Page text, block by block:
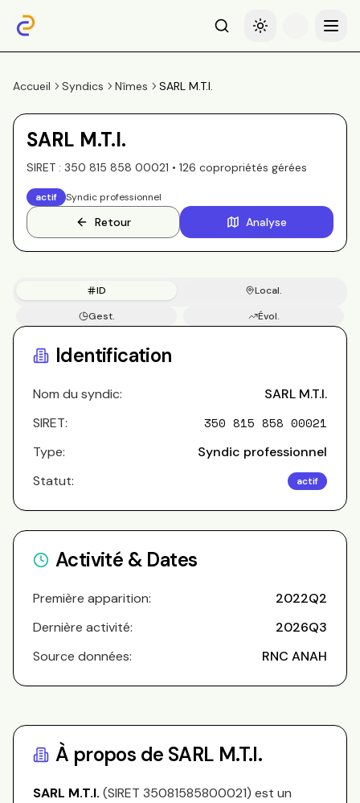
RechercheBasculer le thème
Menu
Accueil Syndics Nîmes SARL M.T.I.
SARL M.T.I.
SIRET : 350 815 858 00021 • 126 copropriétés gérées
actif Syndic professionnel
Retour Analyse
ID
Local.
Gest.
Évol.
Identification
Nom du syndic:
SARL M.T.I.
SIRET:
350 815 858 00021
Type:
Syndic professionnel
Statut:
actif
Activité & Dates
Première apparition:
2022Q2
Dernière activité:
2026Q3
Source données:
RNC ANAH
À propos de SARL M.T.I.
SARL M.T.I. (SIRET 35081585800021) est un